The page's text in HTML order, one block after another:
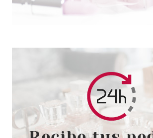
PAYOT TECHNI LISS CICA